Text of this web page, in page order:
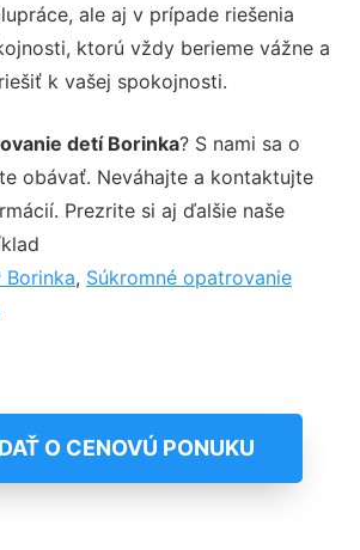
ale aj v prípade riešenia
ktorú vždy berieme vážne a
k vašej spokojnosti.
detí Borinka? S nami sa o
obávať. Neváhajte a kontaktujte
Prezrite si aj ďalšie naše
Borinka, Súkromné opatrovanie
O CENOVÚ PONUKU